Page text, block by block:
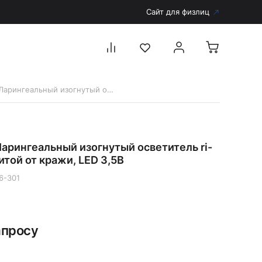
Сайт для физлиц
Перейти в каталог
Аксессуары для дерматоскопов
Дерматоскопы
Аккумуляторы и зарядные устройства
10576-301 Ларингеальный изогнутый осветитель ri-scope с защитой от кражи, LED 3,5В
изогнутый осветитель ri-
от кражи, LED 3,5В
301